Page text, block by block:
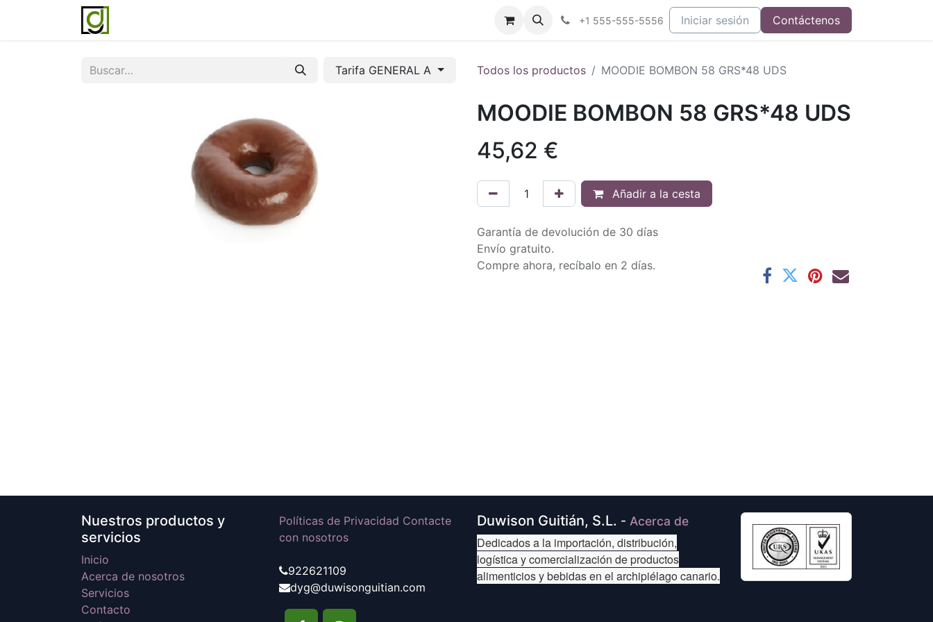
Blog Contáctenos
+1 555-555-5556 Iniciar sesión Contáctenos
Tarifa GENERAL A Todos los productos MOODIE BOMBON 58 GRS*48 UDS
MOODIE BOMBON 58 GRS*48 UDS
45,62 €
Añadir a la cesta
Garantía de devolución de 30 días
Envío gratuito.
Compre ahora, recíbalo en 2 días.
Nuestros productos y
servicios
Inicio
Acerca de nosotros
Servicios
Contacto
Políticas de Privacidad Contacte
con nosotros
922621109
dyg@duwisonguitian.com
Duwison Guitián, S.L. - Acerca de
Dedicados a la importación, distribución,
logística y comercialización de productos
alimenticios y bebidas en el archipiélago canario.